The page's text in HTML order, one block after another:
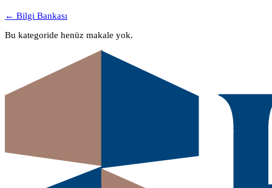
← Bilgi Bankası
Bu kategoride henüz makale yok.